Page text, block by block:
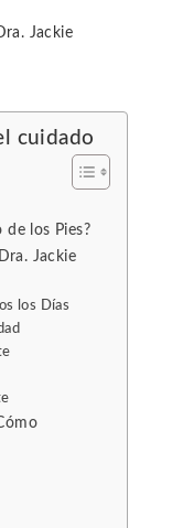
Jackie
cuidado
los Pies?
Jackie
los Días